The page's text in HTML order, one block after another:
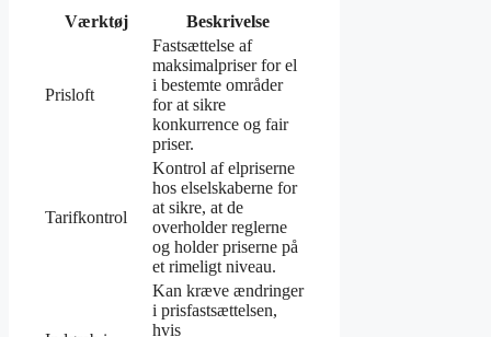
Værktøj Beskrivelse
Prisloft
Fastsættelse af
maksimalpriser for el
i bestemte områder
for at sikre
konkurrence og fair
priser.
Tarifkontrol
Kontrol af elpriserne
hos elselskaberne for
at sikre, at de
overholder reglerne
og holder priserne på
et rimeligt niveau.
Kan kræve ændringer
i prisfastsættelsen,
hvis